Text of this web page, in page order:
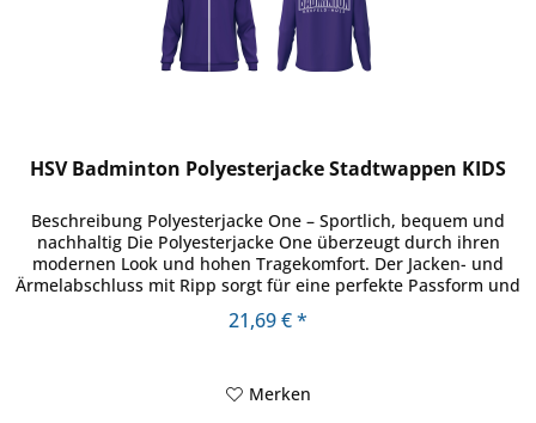
HSV Badminton Polyesterjacke Stadtwappen KIDS
Beschreibung Polyesterjacke One – Sportlich, bequem und
nachhaltig Die Polyesterjacke One überzeugt durch ihren
modernen Look und hohen Tragekomfort. Der Jacken- und
Ärmelabschluss mit Ripp sorgt für eine perfekte Passform und
21,69 € *
Merken